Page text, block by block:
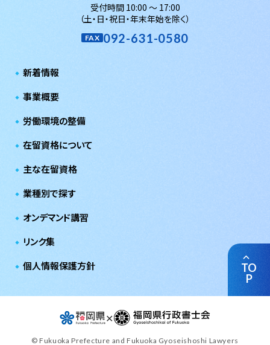
TO
P
受付時間 10:00 〜 17:00
（土・日・祝日・年末年始を除く）
FAX 092-631-0580
新着情報
事業概要
労働環境の整備
在留資格について
主な在留資格
業種別で探す
オンデマンド講習
リンク集
個人情報保護方針
✕
© Fukuoka Prefecture and Fukuoka Gyoseishoshi Lawyers